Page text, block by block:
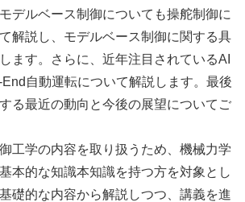
デルベース制御についても操舵制御に
解説し、モデルベース制御に関する具
ます。さらに、近年注目されているAI
自動運転について解説します。最後
る最近の動向と今後の展望についてご
工学の内容を取り扱うため、機械力学
本的な知識本知識を持つ方を対象とし
礎的な内容から解説しつつ、講義を進